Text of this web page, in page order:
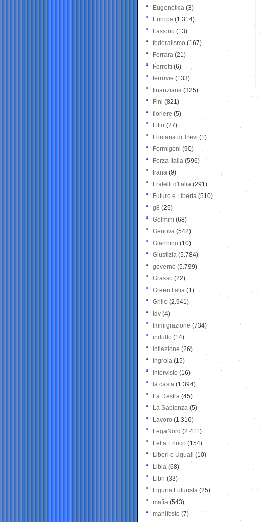
Eugenetica (3)
Europa (1.314)
Fassino (13)
federalismo (167)
Ferrara (21)
Ferretti (6)
ferrovie (133)
finanziaria (325)
Fini (821)
fioriere (5)
Fitto (27)
Fontana di Trevi (1)
Formigoni (90)
Forza Italia (596)
frana (9)
Fratelli d'Italia (291)
Futuro e Libertà (510)
g8 (25)
Gelmini (68)
Genova (542)
Giannino (10)
Giustizia (5.784)
governo (5.799)
Grasso (22)
Green Italia (1)
Grillo (2.941)
Idv (4)
Immigrazione (734)
indulto (14)
inflazione (26)
Ingroia (15)
Interviste (16)
la casta (1.394)
La Destra (45)
La Sapienza (5)
Lavoro (1.316)
LegaNord (2.411)
Letta Enrico (154)
Liberi e Uguali (10)
Libia (68)
Libri (33)
Liguria Futurista (25)
mafia (543)
manifesto (7)